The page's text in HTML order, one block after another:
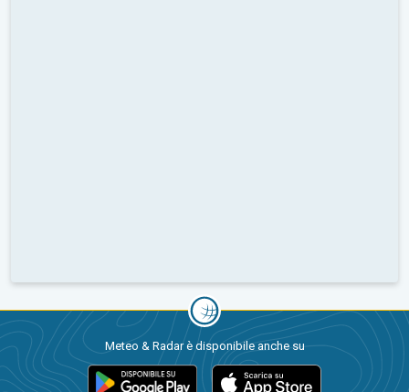
Meteo & Radar è disponibile anche su